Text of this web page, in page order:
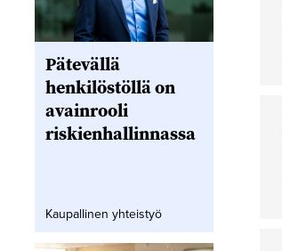
Pätevällä
henkilöstöllä on
avainrooli
riskienhallinnassa
Kaupallinen yhteistyö